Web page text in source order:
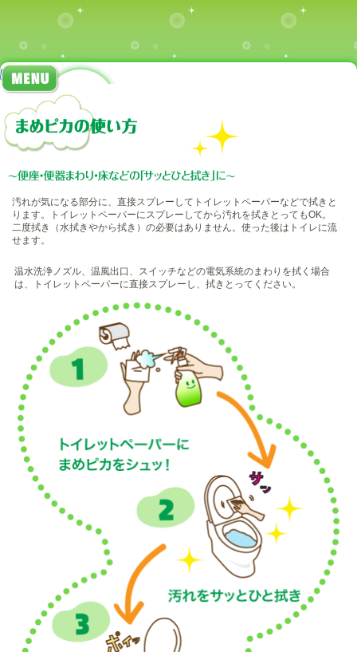
汚れが気になる部分に、直接スプレーしてトイレットペーパーなどで拭きと
ります。トイレットペーパーにスプレーしてから汚れを拭きとってもOK。
二度拭き（水拭きやから拭き）の必要はありません。使った後はトイレに流
せます。
温水洗浄ノズル、温風出口、スイッチなどの電気系統のまわりを拭く場合
は、トイレットペーパーに直接スプレーし、拭きとってください。